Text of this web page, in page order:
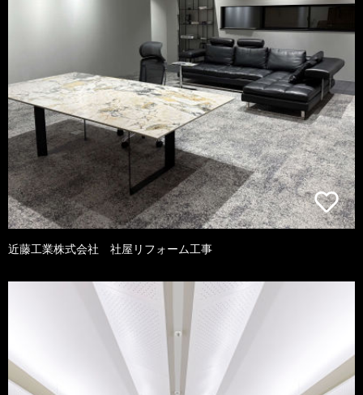
近藤工業株式会社 社屋リフォーム工事